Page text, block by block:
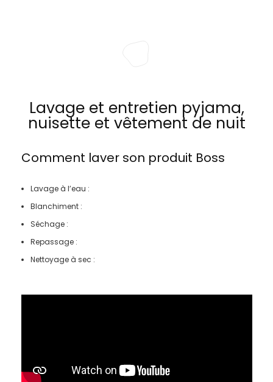
Lavage et entretien pyjama,
nuisette et vêtement de nuit
Comment laver son produit Boss
Lavage à l’eau :
Blanchiment :
Séchage :
Repassage :
Nettoyage à sec :